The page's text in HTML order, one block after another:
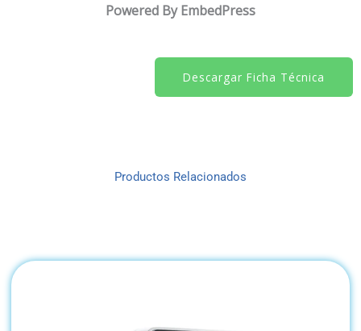
Powered By EmbedPress
Descargar Ficha Técnica
Productos Relacionados